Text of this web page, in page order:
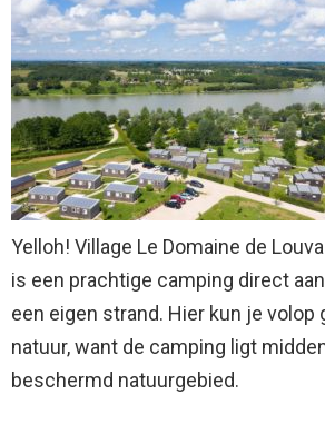
Yelloh! Village Le Domaine de
is een prachtige camping direct
een eigen strand. Hier kun je volop
natuur, want de camping ligt
beschermd natuurgebied.